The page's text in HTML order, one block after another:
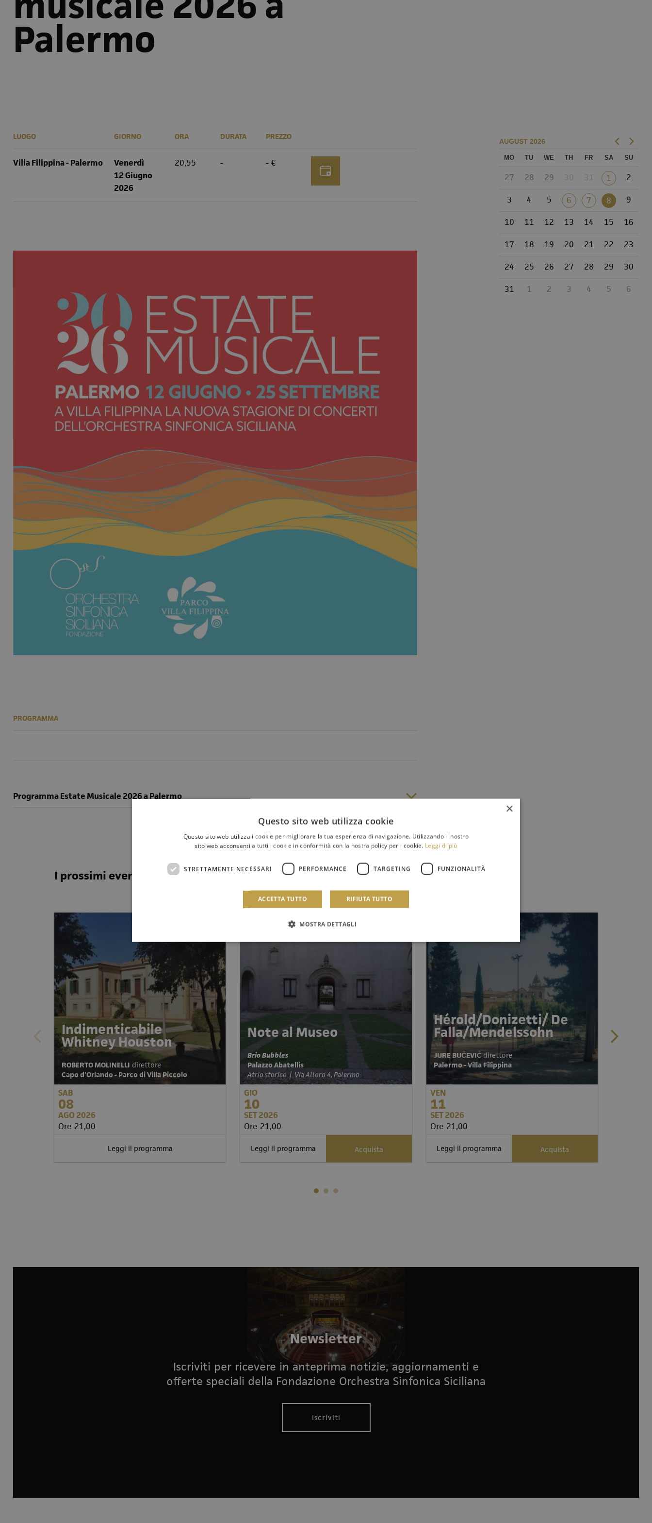
Palermo
AUGUST 2026
MO TU WE TH FR SA SU
27 28 29 1 2
3 4 5 6 7 8 9
10 11 12 13 14 15 16
17 18 19 20 21 22 23
24 25 26 27 28 29 30
31 1 2 3 4 5 6
LUOGO
Villa Filippina - Palermo
GIORNO ORA DURATA PREZZO
Venerdì
12 Giugno
2026
20,55 - - €
PROGRAMMA
Programma Estate Musicale 2026 a Palermo
I prossimi eventi
Indimenticabile
Whitney Houston
ROBERTO MOLINELLI direttore
Capo d'Orlando - Parco di Villa Piccolo
SAB
08
AGO 2026
Ore 21,00
Leggi il programma
Note al Museo
Brio Bubbles
Palazzo Abatellis
Atrio storico | Via Alloro 4, Palermo
GIO
10
SET 2026
Ore 21,00
Leggi il programma Acquista
Hérold/Donizetti/ De
Falla/Mendelssohn
JURE BUČEVIČdirettore
Palermo - Villa Filippina
VEN
11
SET 2026
Ore 21,00
Leggi il programma Acquista
Newsletter
Iscriviti per ricevere in anteprima notizie, aggiornamenti e
offerte speciali della Fondazione Orchestra Sinfonica Siciliana
Iscriviti
×
Questo sito web utilizza cookie
Questo sito web utilizza i cookie per migliorare la tua esperienza di navigazione. Utilizzando il nostro
sito web acconsenti a tutti i cookie in conformità con la nostra policy per i cookie. Leggi di più
STRETTAMENTE NECESSARI PERFORMANCE TARGETING FUNZIONALITÀ
ACCETTA TUTTO RIFIUTA TUTTO
MOSTRA DETTAGLI